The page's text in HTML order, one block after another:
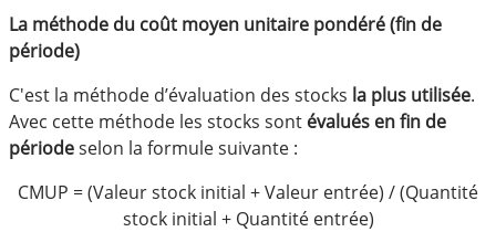
La méthode du coût moyen unitaire pondéré (fin de
période)
C'est la méthode d’évaluation des stocks la plus utilisée.
Avec cette méthode les stocks sont évalués en fin de
périodeselon la formule suivante :
CMUP = (Valeur stock initial + Valeur entrée) / (Quantité
stock initial + Quantité entrée)